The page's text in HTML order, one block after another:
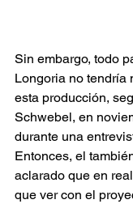
Sin embargo, todo
Longoria no tendría
esta producción,
Schwebel, en
durante una
Entonces, el
aclarado que en
que ver con el